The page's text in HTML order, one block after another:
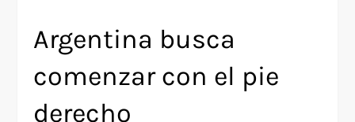
Argentina busca
comenzar con el pie
derecho